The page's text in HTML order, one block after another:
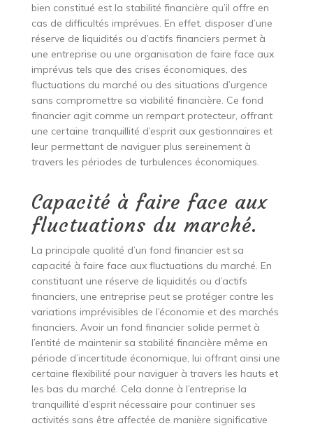
bien constitué est la stabilité financière qu’il offre en
cas de difficultés imprévues. En effet, disposer d’une
réserve de liquidités ou d’actifs financiers permet à
une entreprise ou une organisation de faire face aux
imprévus tels que des crises économiques, des
fluctuations du marché ou des situations d’urgence
sans compromettre sa viabilité financière. Ce fond
financier agit comme un rempart protecteur, offrant
une certaine tranquillité d’esprit aux gestionnaires et
leur permettant de naviguer plus sereinement à
travers les périodes de turbulences économiques.
Capacité à faire face aux
fluctuations du marché.
La principale qualité d’un fond financier est sa
capacité à faire face aux fluctuations du marché. En
constituant une réserve de liquidités ou d’actifs
financiers, une entreprise peut se protéger contre les
variations imprévisibles de l’économie et des marchés
financiers. Avoir un fond financier solide permet à
l’entité de maintenir sa stabilité financière même en
période d’incertitude économique, lui offrant ainsi une
certaine flexibilité pour naviguer à travers les hauts et
les bas du marché. Cela donne à l’entreprise la
tranquillité d’esprit nécessaire pour continuer ses
activités sans être affectée de manière significative